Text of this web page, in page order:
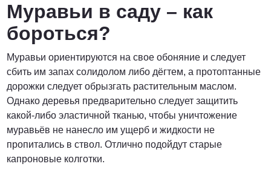
Муравьи в саду – как
бороться?
Муравьи ориентируются на свое обоняние и следует
сбить им запах солидолом либо дёгтем, а протоптанные
дорожки следует обрызгать растительным маслом.
Однако деревья предварительно следует защитить
какой-либо эластичной тканью, чтобы уничтожение
муравьёв не нанесло им ущерб и жидкости не
пропитались в ствол. Отлично подойдут старые
капроновые колготки.